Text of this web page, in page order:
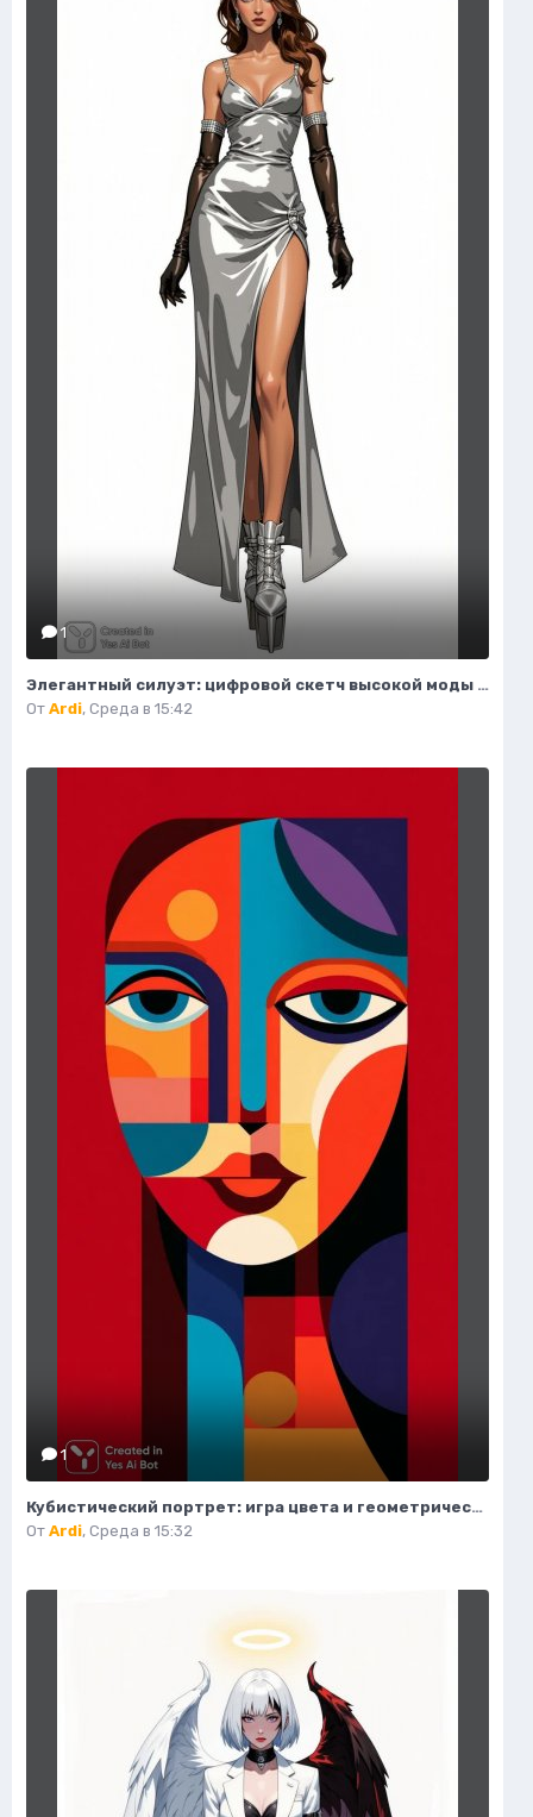
1
Элегантный силуэт: цифровой скетч высокой моды в студийном исполнении. Изображение из нейросети Flux 1
От Ardi, Среда в 15:42
1
Кубистический портрет: игра цвета и геометрических форм. Нейросеть Midjourney
От Ardi, Среда в 15:32